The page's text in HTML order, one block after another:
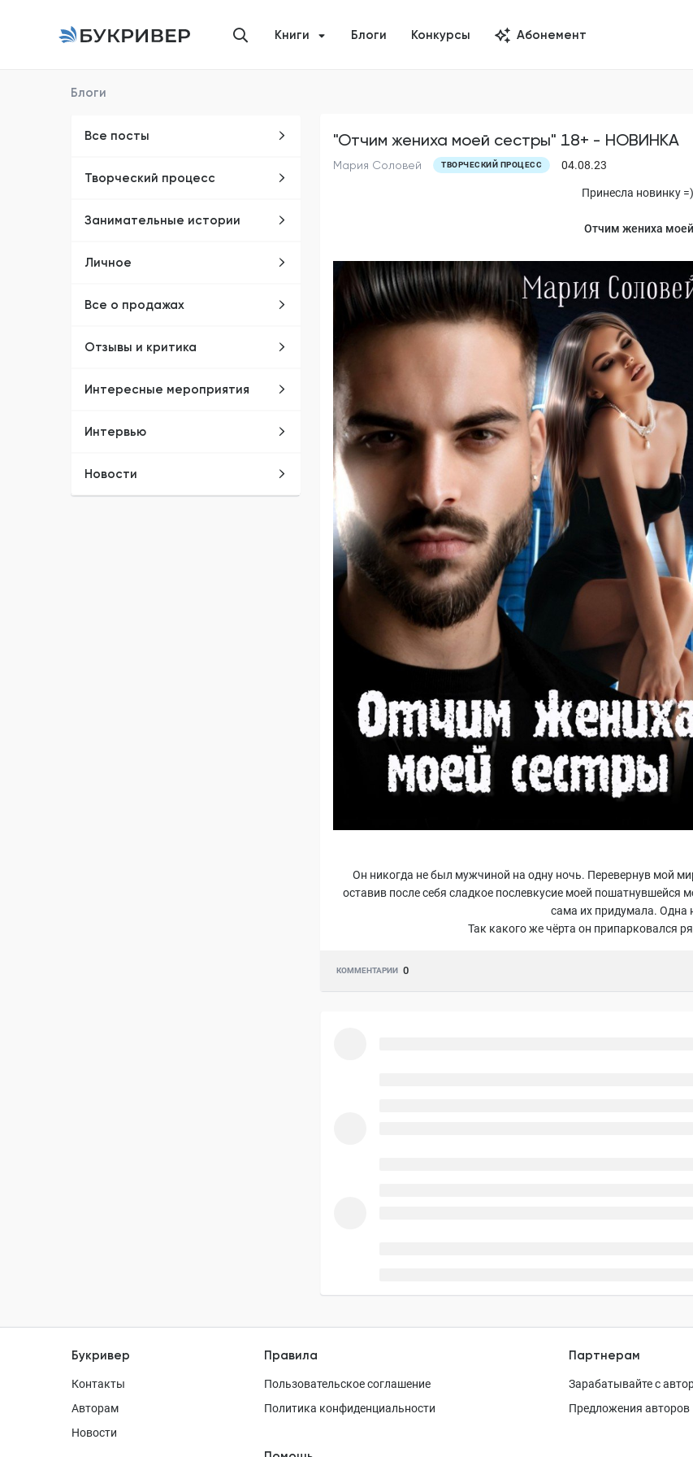
Книги Блоги Конкурсы Абонемент
Блоги
Все посты
Творческий процесс
Занимательные истории
Личное
Все о продажах
Отзывы и критика
Интересные мероприятия
Интервью
Новости
"Отчим жениха моей сестры" 18+ - НОВИНКА
Мария Соловей ТВОРЧЕСКИЙ ПРОЦЕСС 04.08.23
Принесла новинку
Отчим жениха
Он никогда не был мужчиной на одну ночь. Перевернув мой
оставив после себя сладкое послевкусие моей
сама их придумала. Одна
Так какого же чёрта он припарковался
КОММЕНТАРИИ 0
Букривер
Контакты
Авторам
Новости
Правила
Пользовательское соглашение
Политика конфиденциальности
Партнерам
Зарабатывайте с
Предложения авторов